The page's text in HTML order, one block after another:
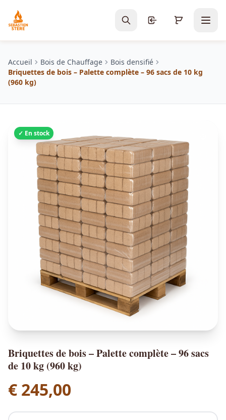
Accueil Bois de Chauffage
Bois densifié
Briquettes de bois – Palette complète – 96 sacs de 10 kg
(960 kg)
✓ En stock
Briquettes de bois – Palette complète – 96 sacs
de 10 kg (960 kg)
€ 245,00